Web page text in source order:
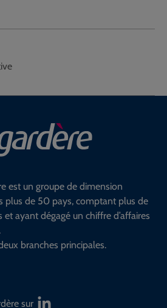
est un groupe de dimension
plus de 50 pays, comptant plus de
ayant dégagé un chiffre d’affaires
branches principales.
sur